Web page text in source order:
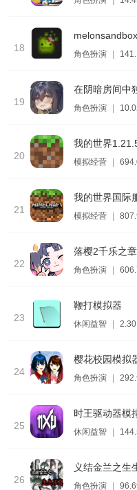
18
角色扮演
19
在阴暗房间中
角色扮演
20
我的世界
模拟经营
21
我的世界国际
模拟经营
22
落樱2千乐之
角色扮演
23
鞭打模拟器
休闲益智
24
樱花校园模拟
角色扮演
25
时王驱动器模
休闲益智
26
义结金兰之生
角色扮演